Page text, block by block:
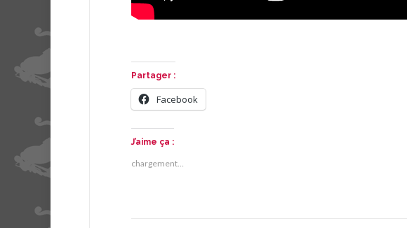
Partager :
Facebook
J’aime ça :
chargement…